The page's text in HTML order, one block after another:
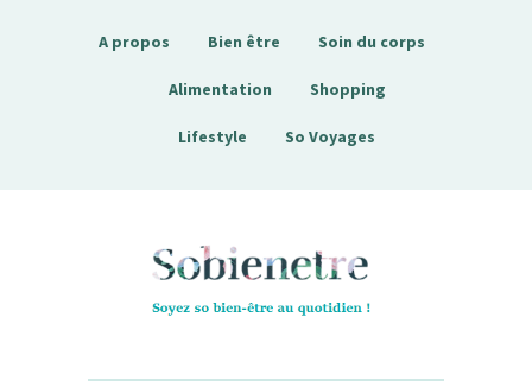
A propos Bien être Soin du corps
Alimentation Shopping
Lifestyle So Voyages
Sobienetre